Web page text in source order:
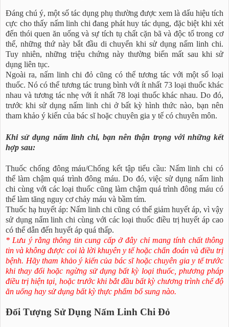
Đáng chú ý, một số tác dụng phụ thường được xem là dấu hiệu tích
cực cho thấy nấm linh chi đang phát huy tác dụng, đặc biệt khi xét
đến thói quen ăn uống và sự tích tụ chất cặn bã và độc tố trong cơ
thể, những thứ này bắt đầu di chuyển khi sử dụng nấm linh chi.
Tuy nhiên, những triệu chứng này thường biến mất sau khi sử
dụng liên tục.
Ngoài ra, nấm linh chi đỏ cũng có thể tương tác với một số loại
thuốc. Nó có thể tương tác trung bình với ít nhất 73 loại thuốc khác
nhau và tương tác nhẹ với ít nhất 78 loại thuốc khác nhau. Do đó,
trước khi sử dụng nấm linh chi ở bất kỳ hình thức nào, bạn nên
tham khảo ý kiến của bác sĩ hoặc chuyên gia y tế có chuyên môn.
Khi sử dụng nấm linh chi, bạn nên thận trọng với những kết
hợp sau:
Thuốc chống đông máu/Chống kết tập tiểu cầu: Nấm linh chi có
thể làm chậm quá trình đông máu. Do đó, việc sử dụng nấm linh
chi cùng với các loại thuốc cũng làm chậm quá trình đông máu có
thể làm tăng nguy cơ chảy máu và bầm tím.
Thuốc hạ huyết áp: Nấm linh chi cũng có thể giảm huyết áp, vì vậy
sử dụng nấm linh chi cùng với các loại thuốc điều trị huyết áp cao
có thể dẫn đến huyết áp quá thấp.
* Lưu ý rằng thông tin cung cấp ở đây chỉ mang tính chất thông
tin và không được coi là lời khuyên y tế hoặc chẩn đoán và điều trị
bệnh. Hãy tham khảo ý kiến của bác sĩ hoặc chuyên gia y tế trước
khi thay đổi hoặc ngừng sử dụng bất kỳ loại thuốc, phương pháp
điều trị hiện tại, hoặc trước khi bắt đầu bất kỳ chương trình chế độ
ăn uống hay sử dụng bất kỳ thực phẩm bổ sung nào.
Đối Tượng Sử Dụng Nấm Linh Chi Đỏ